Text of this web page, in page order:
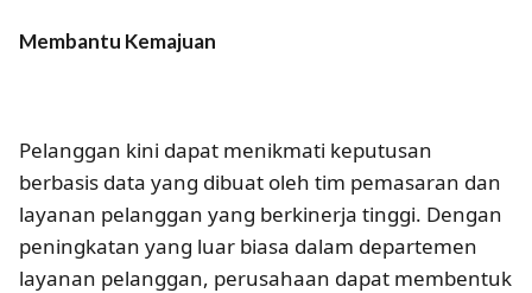
Membantu Kemajuan
Pelanggan kini dapat menikmati keputusan
berbasis data yang dibuat oleh tim pemasaran dan
layanan pelanggan yang berkinerja tinggi. Dengan
peningkatan yang luar biasa dalam departemen
layanan pelanggan, perusahaan dapat membentuk